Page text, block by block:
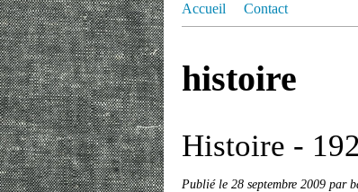
Accueil Contact
histoire
Histoire -
Publié le 28 septembre 2009 par